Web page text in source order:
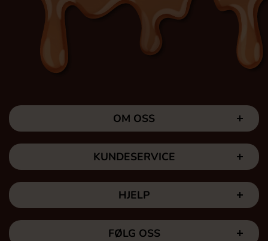
OM OSS
KUNDESERVICE
HJELP
FØLG OSS